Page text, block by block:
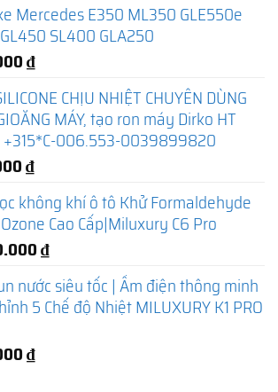
Mercedes E350 ML350 GLE550e
SL400 GLA250
₫
CHỊU NHIỆT CHUYÊN DÙNG
MÁY, tạo ron máy Dirko HT
+315*C-006.553-0039899820
₫
không khí ô tô Khử Formaldehyde
Cao Cấp|Miluxury C6 Pro
₫
nước siêu tốc | Ấm điện thông minh
5 Chế độ Nhiệt MILUXURY K1 PRO
₫